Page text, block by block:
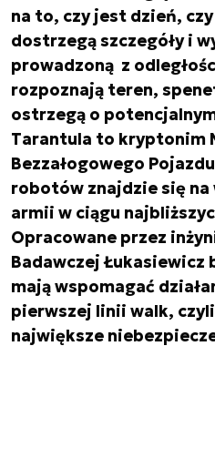
na to, czy jest dzień,
dostrzegą szczegóły i
prowadzoną z
rozpoznają teren,
ostrzegą o
Tarantula to kryptonim
Bezzałogowego
robotów znajdzie się
armii w ciągu
Opracowane przez
Badawczej Łukasiewicz
mają wspomagać
pierwszej linii walk,
największe